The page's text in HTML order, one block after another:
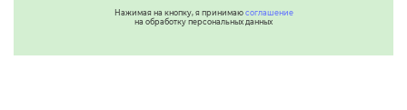
Нажимая на кнопку, я принимаю соглашение
на обработку персональных данных